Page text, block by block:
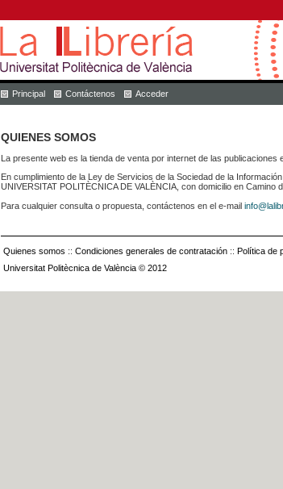
Principal Contáctenos Acceder
QUIENES SOMOS
La presente web es la tienda de venta por internet de las publicaciones
En cumplimiento de la Ley de Servicios de la Sociedad de la
UNIVERSITAT POLITÈCNICA DE VALÈNCIA, con domicilio en Camino
Para cualquier consulta o propuesta, contáctenos en el e-mail
Quienes somos :: Condiciones generales de contratación :: Política de
Universitat Politècnica de València © 2012